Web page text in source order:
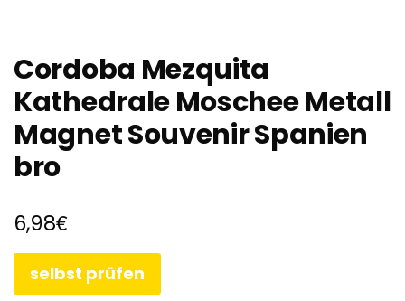
Cordoba Mezquita
Kathedrale Moschee Metall
Magnet Souvenir Spanien
bro
6,98€
selbst prüfen